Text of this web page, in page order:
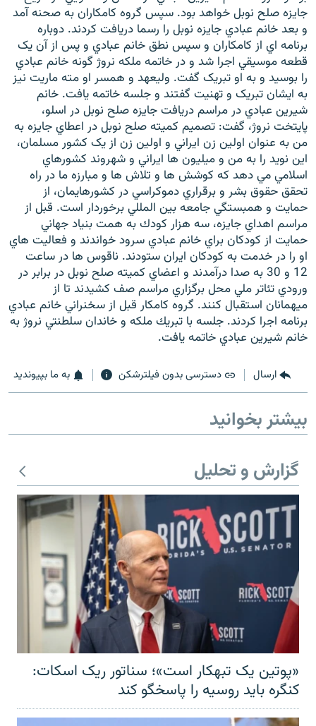
جايزه صلح نوبل خواهد بود. سپس گروه کامکاران به صحنه آمد
و بعد خانم عبادي جايزه نوبل را رسما دريافت کردند. دوباره
برنامه اي از کامکاران و سپس نطق خانم عبادي و پس از آن يک
قطعه موسيقي اجرا شد و در خاتمه ملکه نروژ گونه خانم عبادي
را بوسيد و به او تبريک گفت. وليعهد و همسر او مته ماريت نيز
به ايشان تبريک و تهنيت گفتند و جلسه خاتمه يافت. خانم
شيرين عبادي در مراسم دريافت جايزه صلح نوبل در اسلو،
پايتخت نروژ، گفت: تصميم کميته صلح نوبل در اعطاي جايزه به
من به عنوان اولين زن ايراني و اولين زن از يک کشور مسلمان،
اين نويد را به من و ميليون ها ايراني و شهروند کشورهاي
اسلامي مي دهد که کوشش ها و تلاش ها و مبارزه ما در راه
تحقق حقوق بشر و برقراري دموکراسي در کشورهايمان، از
حمايت و همبستگي جامعه بين المللي برخوردار است. قبل از
مراسم اهداي جايزه، سه هزار كودك به همت بنياد جهاني
حمايت از كودكان براي خانم عبادي سرود خواندند و فعاليت هاي
او را در خدمت به كودكان ايران ستودند. ناقوس ها در ساعت
12 و 30 به صدا درآمدند و اعضاي كميته صلح نوبل در برابر در
ورودي تئاتر ملي محل برگزاري مراسم صف كشيدند تا از
ميهمانان استقبال كنند. گروه كامكار قبل از سخنراني خانم عبادي
برنامه اجرا كردند. جلسه با تبريك ملكه و خاندان سلطنتي نروژ به
خانم شيرين عبادي خاتمه يافت.
ارسال دسترسی بدون فیلترشکن به ما بپیوندید
بیشتر بخوانید
گزارش و تحلیل
«پوتین یک تبهکار است»؛ سناتور ریک اسکات:
کنگره باید روسیه را پاسخگو کند